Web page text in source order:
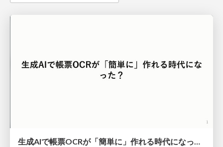
生成AIで帳票OCRが「簡単に」作れる時代になった？